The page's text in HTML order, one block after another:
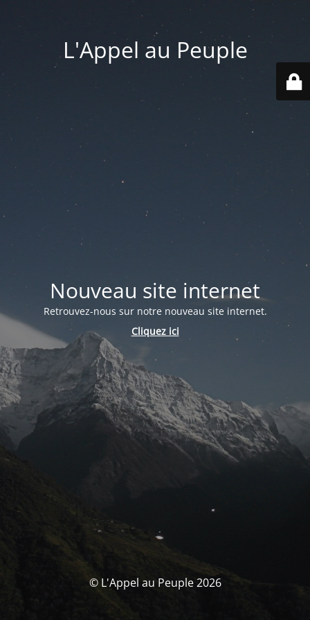
L'Appel au Peuple
Nouveau site internet
Retrouvez-nous sur notre nouveau site internet.
Cliquez ici
© L'Appel au Peuple 2026